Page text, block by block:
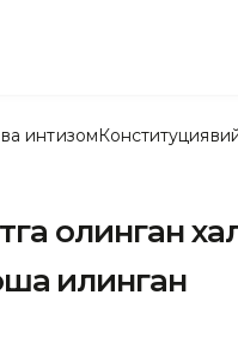
интизом
олинган
қилинган